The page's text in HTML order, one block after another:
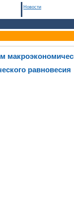
Новости
равновесия